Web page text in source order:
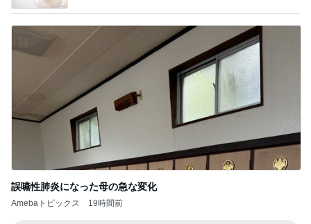
誤嚥性肺炎になった母の急な変化
Amebaトピックス 19時間前
記事を読む